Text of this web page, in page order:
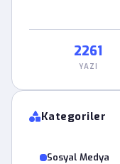
2261
YAZI
Kategoriler
Sosyal Medya